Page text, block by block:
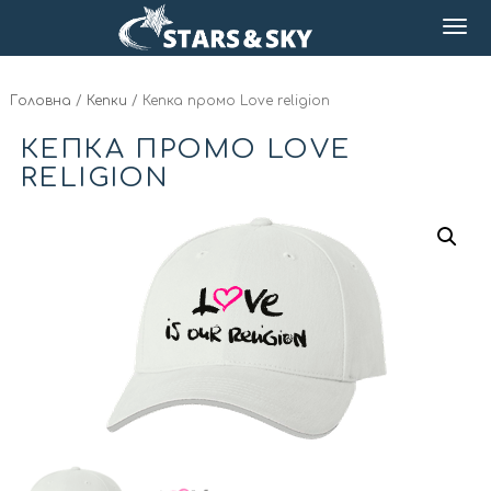
Головна / Кепки / Кепка промо Love religion
КЕПКА ПРОМО LOVE
RELIGION